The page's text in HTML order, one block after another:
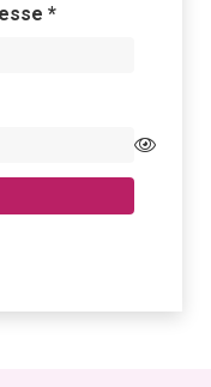
*Påkrevd